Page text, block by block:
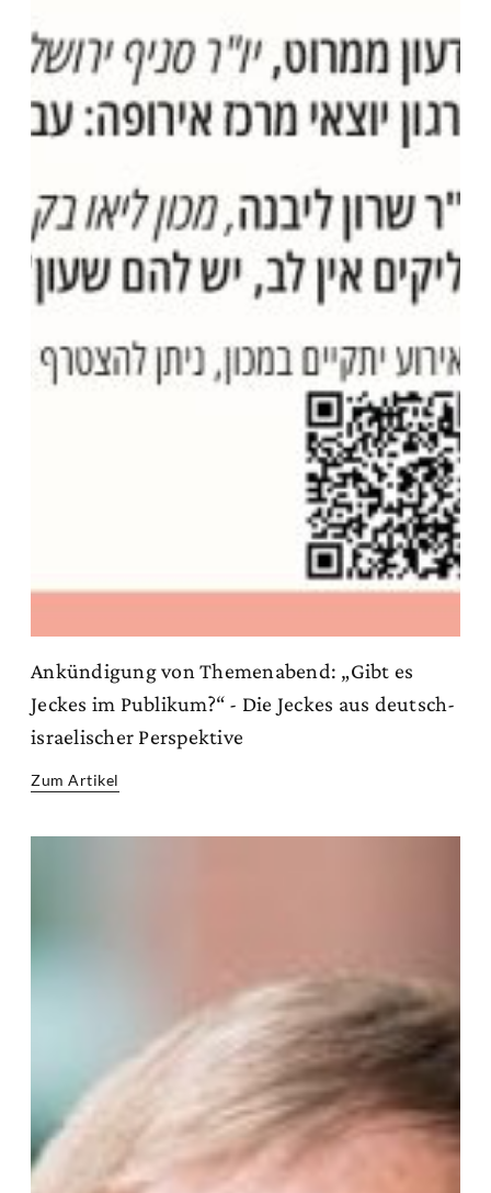
Ankündigung von Themenabend: „Gibt es
Jeckes im Publikum?“ - Die Jeckes aus deutsch-
israelischer Perspektive
Zum Artikel